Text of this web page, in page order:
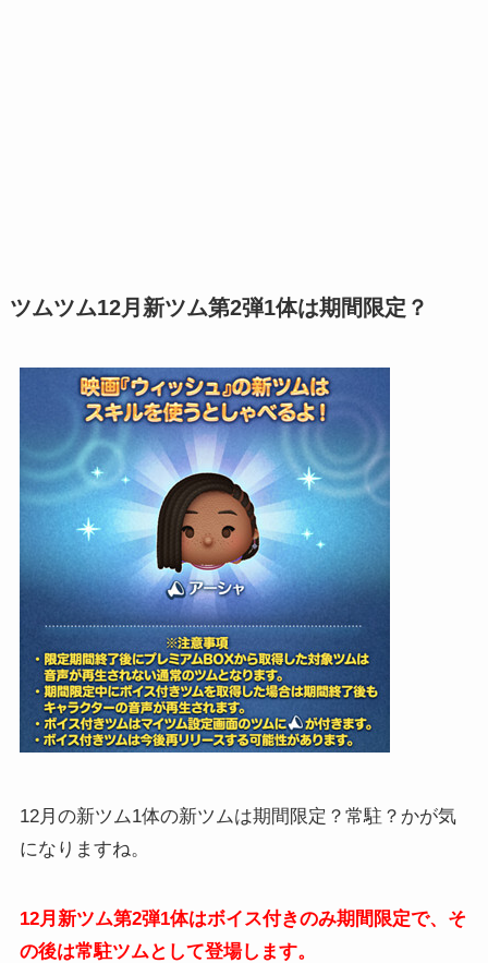
ツムツム12月新ツム第2弾1体は期間限定？
12月の新ツム1体の新ツムは期間限定？常駐？かが気
になりますね。
12月新ツム第2弾1体はボイス付きのみ期間限定で、そ
の後は常駐ツムとして登場します。